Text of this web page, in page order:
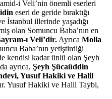
i Veli’nin önemli eserleri
eseri de geride bıraktığı
İstanbul illerinde yaşadığı
olan Somuncu Baba’nın en
ı Veli’dir. Ayrıca Molla
Baba’nın yetiştirdiği
kendisi kadar ünlü olan Şeyh
ayrıca, Şeyh Şücaüddin
Yusuf Hakiki ve Halil
Yusuf Hakiki ve Halil Taybi,